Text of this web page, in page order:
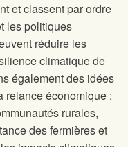
et classent par ordre
les politiques
réduire les
climatique de
également des idées
relance économique :
rurales,
des fermières et